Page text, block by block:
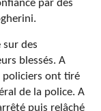
par des
sur des
blessés. A
policiers ont tiré
de la police. A
puis relâché